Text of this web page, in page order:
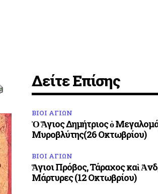
Δείτε Επίσης
ΒΙΟΙ ΑΓΙΩΝ
Ὁ Ἅγιος Δημήτριος ὁ
Μυροβλύτης(26 Οκτωβρίου)
ΒΙΟΙ ΑΓΙΩΝ
Ἅγιοι Πρόβος, Τάραχος καὶ
Μάρτυρες (12 Οκτωβρίου)